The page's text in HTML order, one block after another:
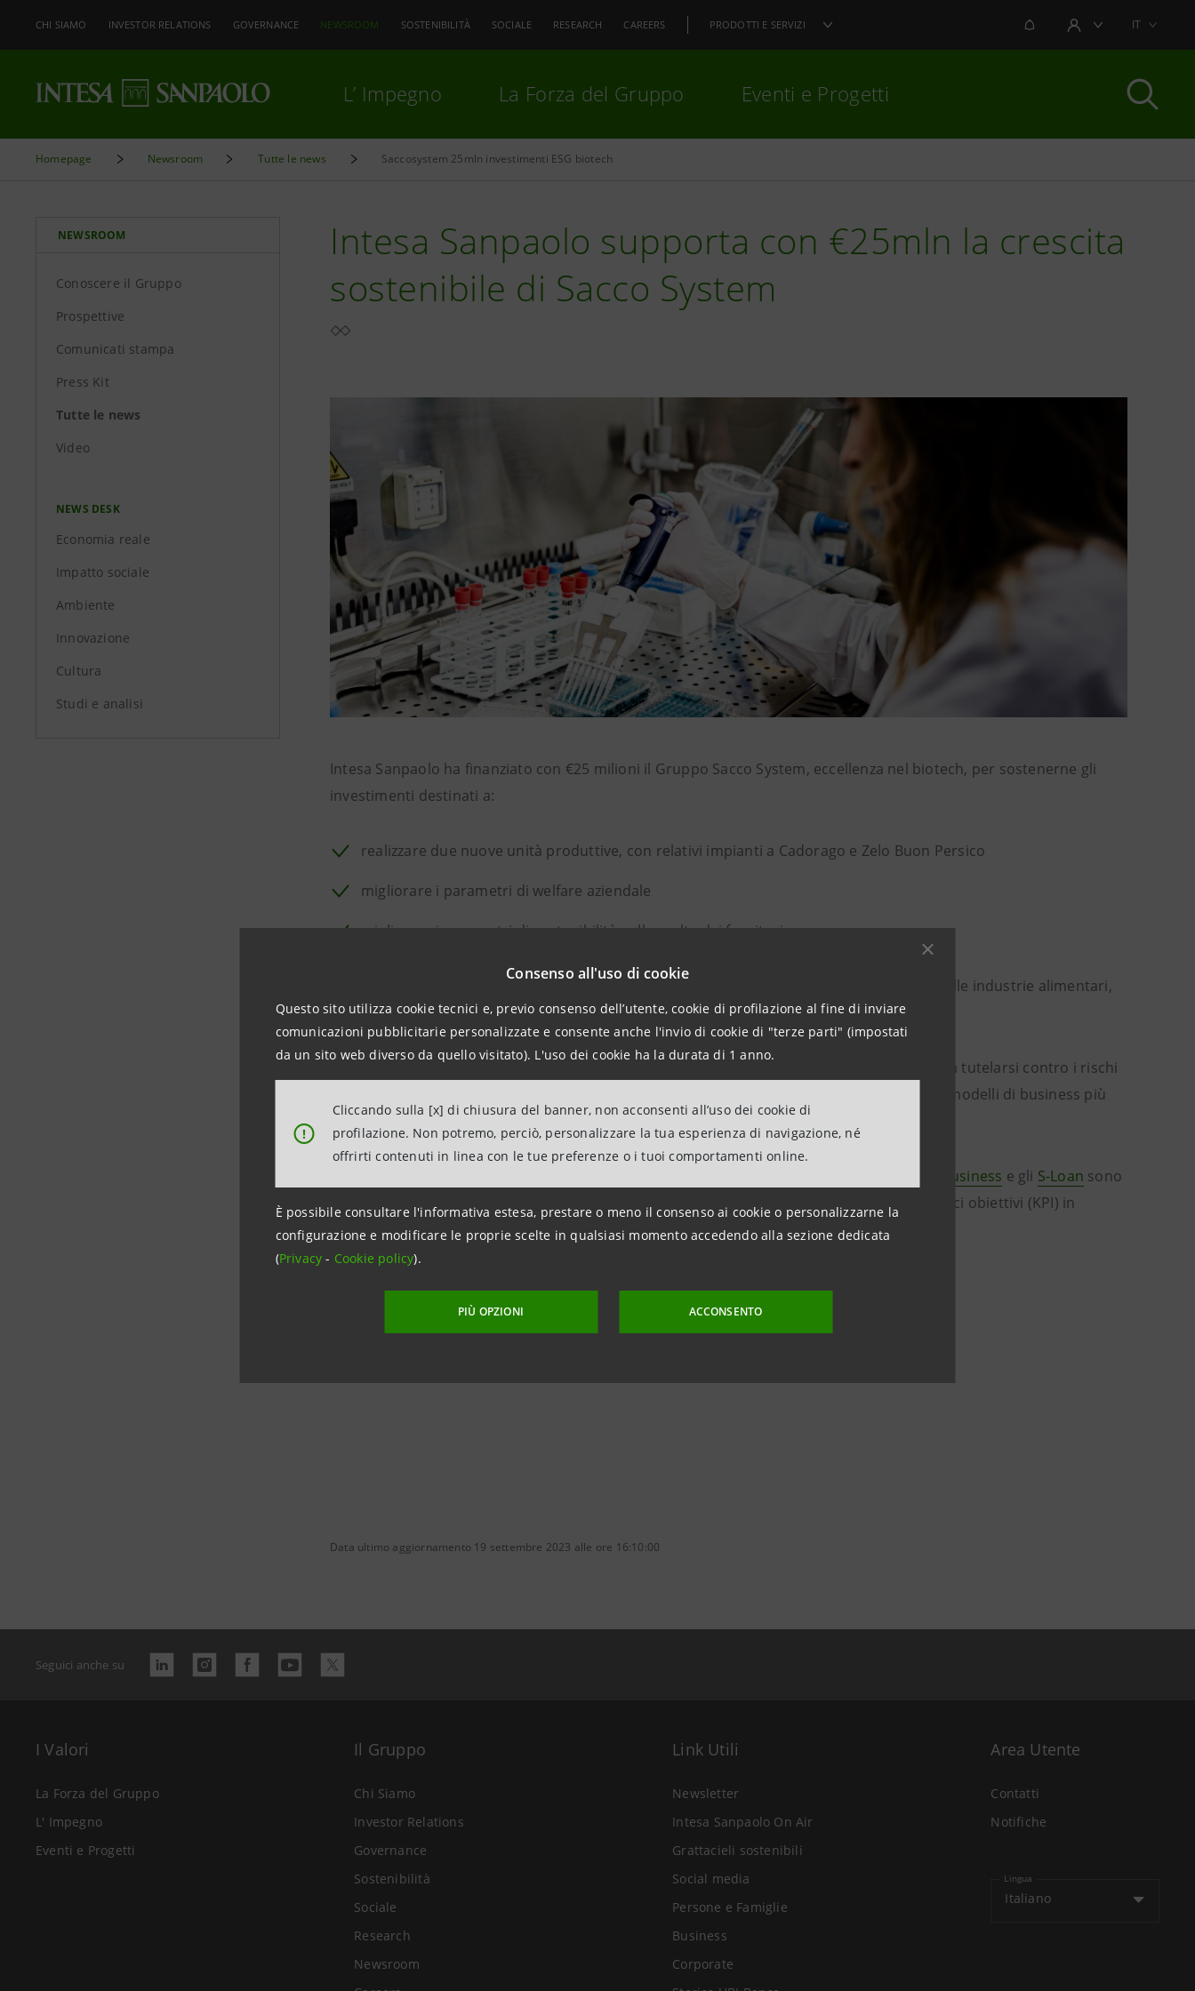
Consenso all'uso di cookie
Questo sito utilizza cookie tecnici e, previo consenso dell’utente, cookie di profilazione al fine di inviare
comunicazioni pubblicitarie personalizzate e consente anche l'invio di cookie di "terze parti" (impostati
da un sito web diverso da quello visitato). L'uso dei cookie ha la durata di 1 anno.
!
Cliccando sulla [x] di chiusura del banner, non acconsenti all’uso dei cookie di
profilazione. Non potremo, perciò, personalizzare la tua esperienza di navigazione, né
offrirti contenuti in linea con le tue preferenze o i tuoi comportamenti online.
È possibile consultare l'informativa estesa, prestare o meno il consenso ai cookie o personalizzarne la
configurazione e modificare le proprie scelte in qualsiasi momento accedendo alla sezione dedicata
(Privacy- Cookie policy).
PIÙ OPZIONI ACCONSENTO
CHI SIAMO INVESTOR RELATIONS GOVERNANCE NEWSROOM SOSTENIBILITÀ SOCIALE RESEARCH CAREERS PRODOTTI E SERVIZI NOTIFICHEAREA UTENTEIT
L’ Impegno La Forza del Gruppo Eventi e Progetti
Homepage Newsroom Tutte le news Saccosystem 25mln investimenti ESG biotech
NEWSROOM
Conoscere il Gruppo
Prospettive
Comunicati stampa
Press Kit
Tutte le news
Video
NEWS DESK
Economia reale
Impatto sociale
Ambiente
Innovazione
Cultura
Studi e analisi
Intesa Sanpaolo supporta con €25mln la crescita
sostenibile di Sacco System
Intesa Sanpaolo ha finanziato con €25 milioni il Gruppo Sacco System, eccellenza nel biotech, per sostenerne gli
investimenti destinati a:
realizzare due nuove unità produttive, con relativi impianti a Cadorago e Zelo Buon Persico
migliorare i parametri di welfare aziendale
migliorare i parametri di sostenibilità nella scelta dei fornitori
Il Gruppo Sacco System è un polo comasco biotech di eccellenza internazionale applicata alle industrie alimentari,
nutraceutiche e farmaceutiche.
La soluzione di finanziamento,
, è dedicata alle imprese interessate a tutelarsi contro i rischi
del cambiamento climatico e a cogliere le principali opportunità derivanti dall’adozione di modelli di business più
sostenibili.
Direzione Agribusiness e gli S-Loan sono
soluzioni caratterizzate da un meccanismo di premialità legato al raggiungimento di specifici obiettivi (KPI) in
ambito ESG (Environmental, Social, Governance).
Data ultimo aggiornamento 19 settembre 2023 alle ore 16:10:00
Seguici anche su
I Valori
La Forza del Gruppo
L' Impegno
Eventi e Progetti
Il Gruppo
Chi Siamo
Investor Relations
Governance
Sostenibilità
Sociale
Research
Newsroom
Link Utili
Newsletter
Intesa Sanpaolo On Air
Grattacieli sostenibili
Social media
Persone e Famiglie
Business
Corporate
Area Utente
Contatti
Notifiche
Lingua
Italiano